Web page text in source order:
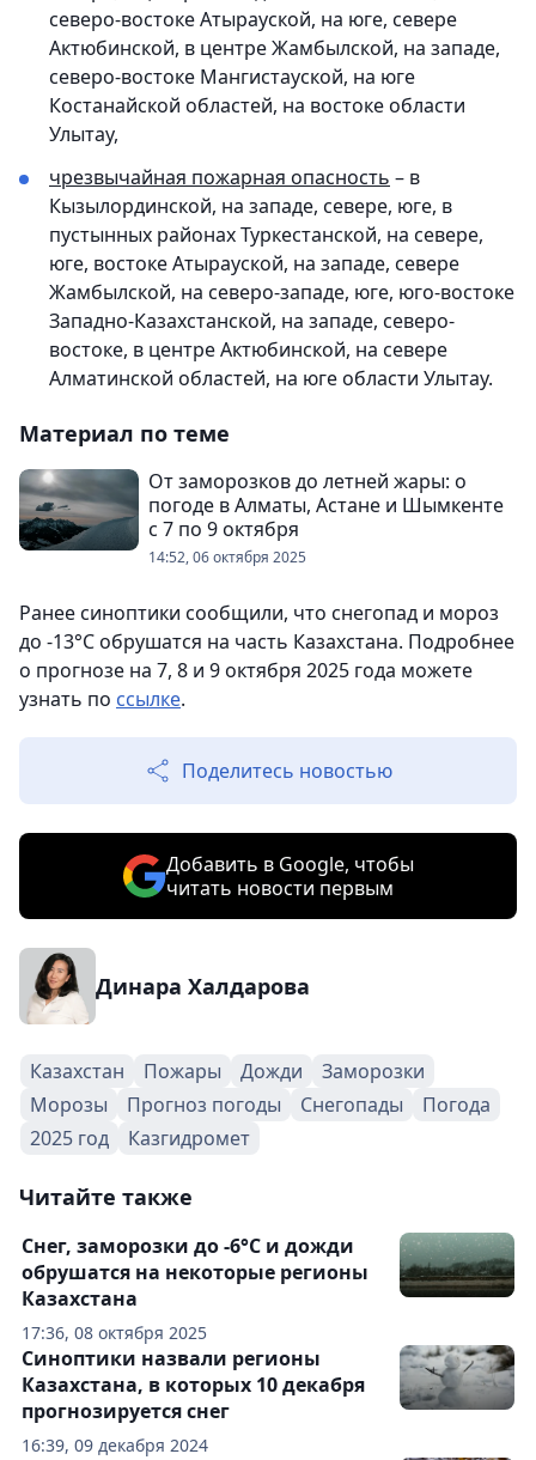
северо-востоке Атырауской, на юге, севере
Актюбинской, в центре Жамбылской, на западе,
северо-востоке Мангистауской, на юге
Костанайской областей, на востоке области
Улытау,
чрезвычайная пожарная опасность – в
Кызылординской, на западе, севере, юге, в
пустынных районах Туркестанской, на севере,
юге, востоке Атырауской, на западе, севере
Жамбылской, на северо-западе, юге, юго-востоке
Западно-Казахстанской, на западе, северо-
востоке, в центре Актюбинской, на севере
Алматинской областей, на юге области Улытау.
Материал по теме
От заморозков до летней жары: о
погоде в Алматы, Астане и Шымкенте
с 7 по 9 октября
14:52, 06 октября 2025
Ранее синоптики сообщили, что снегопад и мороз
до -13°С обрушатся на часть Казахстана. Подробнее
о прогнозе на 7, 8 и 9 октября 2025 года можете
узнать по ссылке.
Поделитесь новостью
Добавить в Google, чтобы
читать новости первым
Динара Халдарова
Казахстан Пожары Дожди
Заморозки
Морозы
Прогноз погоды Снегопады
Погода
2025 год
Казгидромет
Читайте также
17:36, 08 октября 2025
Снег, заморозки до -6°С и дожди
обрушатся на некоторые регионы
Казахстана
16:39, 09 декабря 2024
Синоптики назвали регионы
Казахстана, в которых 10 декабря
прогнозируется снег